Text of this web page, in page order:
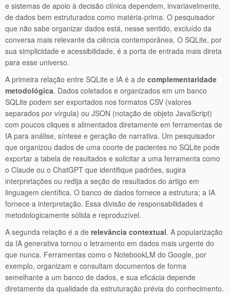
e sistemas de apoio à decisão clínica dependem, invariavelmente,
de dados bem estruturados como matéria-prima. O pesquisador
que não sabe organizar dados está, nesse sentido, excluído da
conversa mais relevante da ciência contemporânea. O SQLite, por
sua simplicidade e acessibilidade, é a porta de entrada mais direta
para esse universo.
A primeira relação entre SQLite e IA é a de complementaridade
metodológica. Dados coletados e organizados em um banco
SQLite podem ser exportados nos formatos CSV (valores
separados por vírgula) ou JSON (notação de objeto JavaScript)
com poucos cliques e alimentados diretamente em ferramentas de
IA para análise, síntese e geração de narrativa. Um pesquisador
que organizou dados de uma coorte de pacientes no SQLite pode
exportar a tabela de resultados e solicitar a uma ferramenta como
o Claude ou o ChatGPT que identifique padrões, sugira
interpretações ou redija a seção de resultados do artigo em
linguagem científica. O banco de dados fornece a estrutura; a IA
fornece a interpretação. Essa divisão de responsabilidades é
metodologicamente sólida e reproduzível.
A segunda relação é a de relevância contextual. A popularização
da IA generativa tornou o letramento em dados mais urgente do
que nunca. Ferramentas como o NotebookLM do Google, por
exemplo, organizam e consultam documentos de forma
semelhante a um banco de dados, e sua eficácia depende
diretamente da qualidade da estruturação prévia do conhecimento.